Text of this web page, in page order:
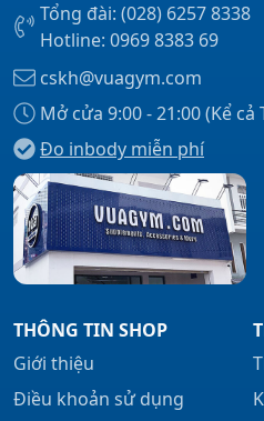
Tổng đài: (028) 6257 8338
Hotline: 0969 8383 69
cskh@vuagym.com
Mở cửa 9:00 - 21:00 (Kể cả
Đo inbody miễn phí
THÔNG TIN SHOP
Giới thiệu
Điều khoản sử dụng